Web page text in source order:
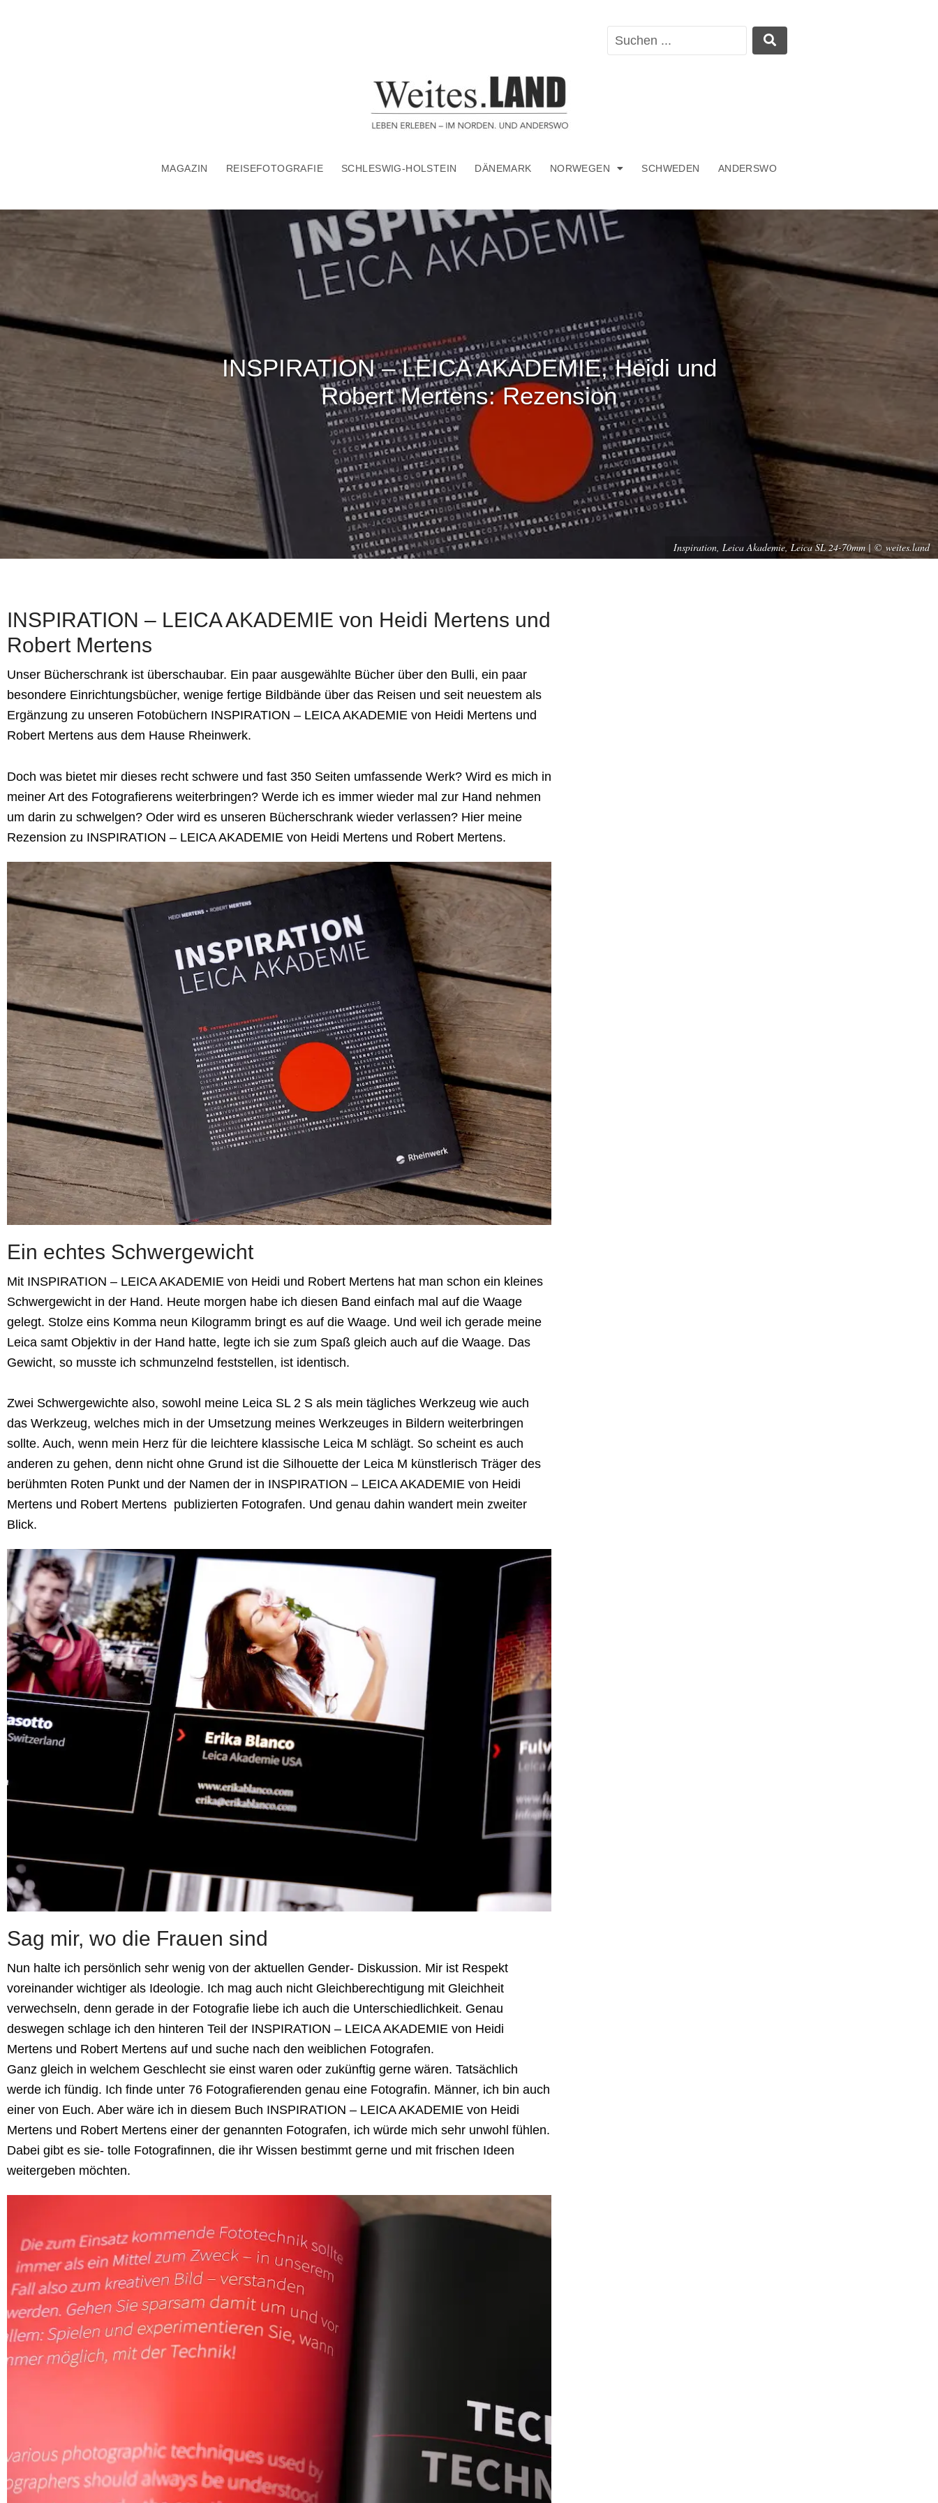
MAGAZIN REISEFOTOGRAFIE SCHLESWIG-HOLSTEIN DÄNEMARK NORWEGEN SCHWEDEN ANDERSWO
INSPIRATION – LEICA AKADEMIE, Heidi und
Robert Mertens: Rezension
Inspiration, Leica Akademie, Leica SL 24-70mm | © weites.land
INSPIRATION – LEICA AKADEMIE von Heidi Mertens und
Robert Mertens
Unser Bücherschrank ist überschaubar. Ein paar ausgewählte Bücher über den Bulli, ein paar
besondere Einrichtungsbücher, wenige fertige Bildbände über das Reisen und seit neuestem als
Ergänzung zu unseren Fotobüchern INSPIRATION – LEICA AKADEMIE von Heidi Mertens und
Robert Mertens aus dem Hause Rheinwerk.
Doch was bietet mir dieses recht schwere und fast 350 Seiten umfassende Werk? Wird es mich in
meiner Art des Fotografierens weiterbringen? Werde ich es immer wieder mal zur Hand nehmen
um darin zu schwelgen? Oder wird es unseren Bücherschrank wieder verlassen? Hier meine
Rezension zu INSPIRATION – LEICA AKADEMIE von Heidi Mertens und Robert Mertens.
Ein echtes Schwergewicht
Mit INSPIRATION – LEICA AKADEMIE von Heidi und Robert Mertens hat man schon ein kleines
Schwergewicht in der Hand. Heute morgen habe ich diesen Band einfach mal auf die Waage
gelegt. Stolze eins Komma neun Kilogramm bringt es auf die Waage. Und weil ich gerade meine
Leica samt Objektiv in der Hand hatte, legte ich sie zum Spaß gleich auch auf die Waage. Das
Gewicht, so musste ich schmunzelnd feststellen, ist identisch.
Zwei Schwergewichte also, sowohl meine Leica SL 2 S als mein tägliches Werkzeug wie auch
das Werkzeug, welches mich in der Umsetzung meines Werkzeuges in Bildern weiterbringen
sollte. Auch, wenn mein Herz für die leichtere klassische Leica M schlägt. So scheint es auch
anderen zu gehen, denn nicht ohne Grund ist die Silhouette der Leica M künstlerisch Träger des
berühmten Roten Punkt und der Namen der in INSPIRATION – LEICA AKADEMIE von Heidi
Mertens und Robert Mertens publizierten Fotografen. Und genau dahin wandert mein zweiter
Blick.
Sag mir, wo die Frauen sind
Nun halte ich persönlich sehr wenig von der aktuellen Gender- Diskussion. Mir ist Respekt
voreinander wichtiger als Ideologie. Ich mag auch nicht Gleichberechtigung mit Gleichheit
verwechseln, denn gerade in der Fotografie liebe ich auch die Unterschiedlichkeit. Genau
deswegen schlage ich den hinteren Teil der INSPIRATION – LEICA AKADEMIE von Heidi
Mertens und Robert Mertens auf und suche nach den weiblichen Fotografen.
Ganz gleich in welchem Geschlecht sie einst waren oder zukünftig gerne wären. Tatsächlich
werde ich fündig. Ich finde unter 76 Fotografierenden genau eine Fotografin. Männer, ich bin auch
einer von Euch. Aber wäre ich in diesem Buch INSPIRATION – LEICA AKADEMIE von Heidi
Mertens und Robert Mertens einer der genannten Fotografen, ich würde mich sehr unwohl fühlen.
Dabei gibt es sie- tolle Fotografinnen, die ihr Wissen bestimmt gerne und mit frischen Ideen
weitergeben möchten.